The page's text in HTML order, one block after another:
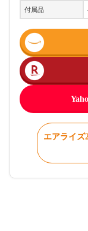
付属品
エアライズ